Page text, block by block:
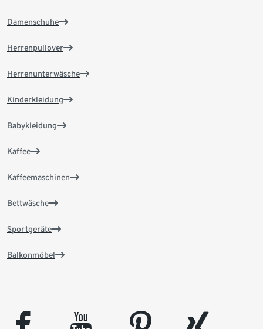
Damenschuhe
Herrenpullover
Herrenunterwäsche
Kinderkleidung
Babykleidung
Kaffee
Kaffeemaschinen
Bettwäsche
Sportgeräte
Balkonmöbel